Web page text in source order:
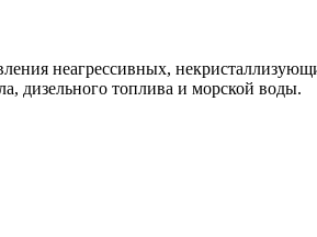
неагрессивных,
дизельного топлива и морской воды.